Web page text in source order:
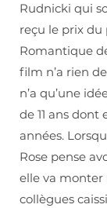
Rudnicki qui
reçu le prix
Romantique
film n’a rien
n’a qu’une
de 11 ans
années.
Rose pense
elle va monter
collègues